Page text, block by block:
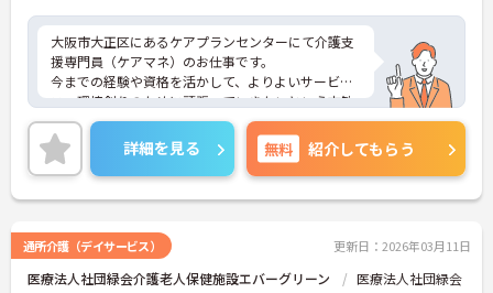
大阪市大正区にあるケアプランセンターにて介護支
援専門員（ケアマネ）のお仕事です。
今までの経験や資格を活かして、よりよいサービ
ス・環境創りのために頑張っていきたいという方歓
迎！
住宅手当の支給、育児休暇制度など、ライフステー
ジが変わっても長く働くことが出来る環境が整って
います♪
ご興味がある方は是非一度マイナビまでお問い合わ
詳細を見る 無料 紹介してもらう
通所介護（デイサービス） 更新日：2026年03月11日
医療法人社団緑会介護老人保健施設エバーグリーン 医療法人社団緑会